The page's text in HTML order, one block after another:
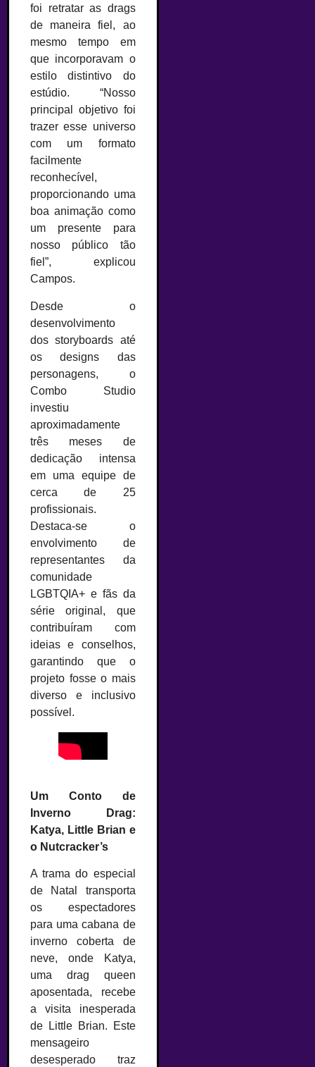
foi retratar as drags
de maneira fiel, ao
mesmo tempo em
que incorporavam o
estilo distintivo do
estúdio. “Nosso
principal objetivo foi
trazer esse universo
com um formato
facilmente
reconhecível,
proporcionando uma
boa animação como
um presente para
nosso público tão
fiel”, explicou
Campos.
Desde o
desenvolvimento
dos storyboards até
os designs das
personagens, o
Combo Studio
investiu
aproximadamente
três meses de
dedicação intensa
em uma equipe de
cerca de 25
profissionais.
Destaca-se o
envolvimento de
representantes da
comunidade
LGBTQIA+ e fãs da
série original, que
contribuíram com
ideias e conselhos,
garantindo que o
projeto fosse o mais
diverso e inclusivo
possível.
Um Conto de
Inverno Drag:
Katya, Little Brian e
o Nutcracker’s
A trama do especial
de Natal transporta
os espectadores
para uma cabana de
inverno coberta de
neve, onde Katya,
uma drag queen
aposentada, recebe
a visita inesperada
de Little Brian. Este
mensageiro
desesperado traz